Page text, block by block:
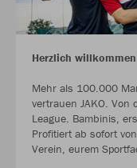
Herzlich
Mehr als 100.000
vertrauen JAKO. Von
League. Bambinis,
Profitiert ab sofort
Verein, eurem